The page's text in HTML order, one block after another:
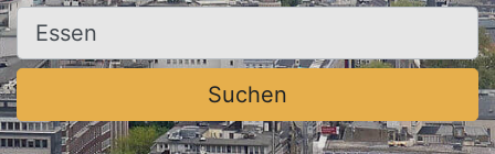
Ort, Stadt
Suchen